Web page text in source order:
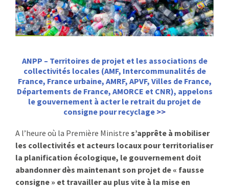
ANPP – Territoires de projet et les associations de
collectivités locales (AMF, Intercommunalités de
France, France urbaine, AMRF, APVF, Villes de France,
Départements de France, AMORCE et CNR), appelons
le gouvernement à acter le retrait du projet de
consigne pour recyclage >>
A l’heure où la Première Ministre s’apprête à mobiliser
les collectivités et acteurs locaux pour territorialiser
la planification écologique, le gouvernement doit
abandonner dès maintenant son projet de « fausse
consigne » et travailler au plus vite à la mise en